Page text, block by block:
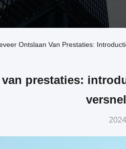
Ontslaan Van Prestaties:
prestaties: